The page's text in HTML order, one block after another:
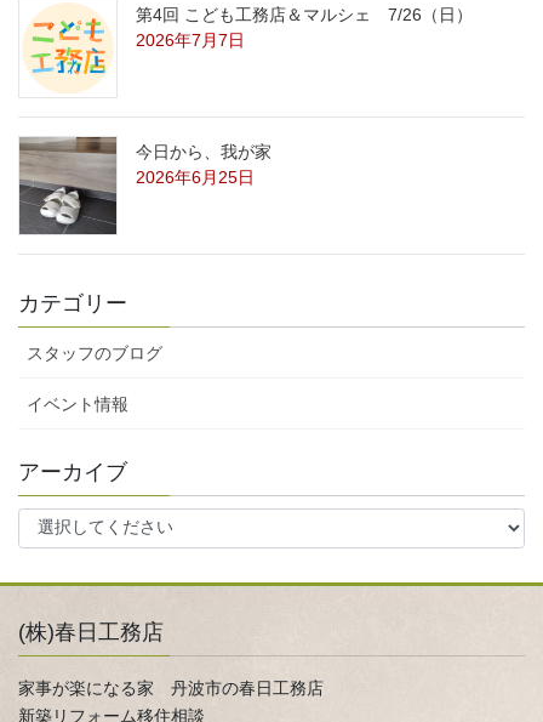
第4回 こども工務店＆マルシェ 7/26（日）
2026年7月7日
今日から、我が家
2026年6月25日
カテゴリー
スタッフのブログ
イベント情報
アーカイブ
(株)春日工務店
家事が楽になる家 丹波市の春日工務店
新築リフォーム移住相談